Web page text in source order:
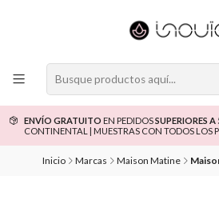
ENVÍO GRATUITO EN PEDIDOSSUPERIORES A
CONTINENTAL | MUESTRAS CON TODOS LOS
Inicio Marcas Maison Matine